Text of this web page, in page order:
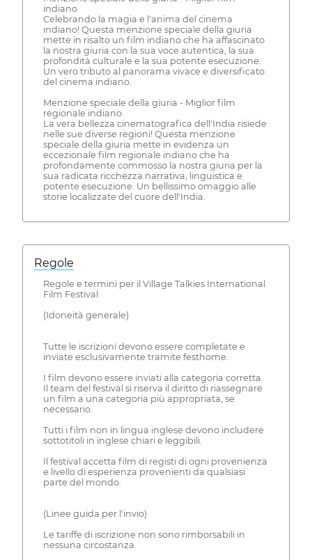
indiano
Celebrando la magia e l'anima del cinema
indiano! Questa menzione speciale della giuria
mette in risalto un film indiano che ha affascinato
la nostra giuria con la sua voce autentica, la sua
profondità culturale e la sua potente esecuzione.
Un vero tributo al panorama vivace e diversificato
del cinema indiano.
Menzione speciale della giuria - Miglior film
regionale indiano
La vera bellezza cinematografica dell'India risiede
nelle sue diverse regioni! Questa menzione
speciale della giuria mette in evidenza un
eccezionale film regionale indiano che ha
profondamente commosso la nostra giuria per la
sua radicata ricchezza narrativa, linguistica e
potente esecuzione. Un bellissimo omaggio alle
storie localizzate del cuore dell'India.
Regole
Regole e termini per il Village Talkies International
Film Festival
(Idoneità generale)
Tutte le iscrizioni devono essere completate e
inviate esclusivamente tramite festhome.
I film devono essere inviati alla categoria corretta.
Il team del festival si riserva il diritto di riassegnare
un film a una categoria più appropriata, se
necessario.
Tutti i film non in lingua inglese devono includere
sottotitoli in inglese chiari e leggibili.
Il festival accetta film di registi di ogni provenienza
e livello di esperienza provenienti da qualsiasi
parte del mondo.
(Linee guida per l'invio)
Le tariffe di iscrizione non sono rimborsabili in
nessuna circostanza.